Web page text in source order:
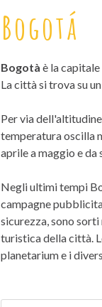
Bogotá
Bogotà è la
La città si trova su
Per via
temperatura oscilla
aprile a maggio e
Negli ultimi tempi
campagne
sicurezza, sono
turistica della città.
planetarium e i